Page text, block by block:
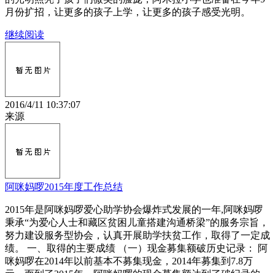
月份扩招，让更多的孩子上学，让更多的孩子感受光明。
继续阅读
2016/4/11 10:37:07
来源
阿咪妈啰2015年度工作总结
2015年是阿咪妈啰爱心助学协会爆炸式发展的一年,阿咪妈啰
秉承“为爱心人士和藏区贫困儿童搭建沟通桥梁”的服务宗旨，
努力建设服务型协会，认真开展助学扶贫工作，取得了一定成
绩。 一、取得的主要成绩 （一）现金募集额破历史记录： 阿
咪妈啰在2014年以前基本不募集现金，2014年募集到7.8万